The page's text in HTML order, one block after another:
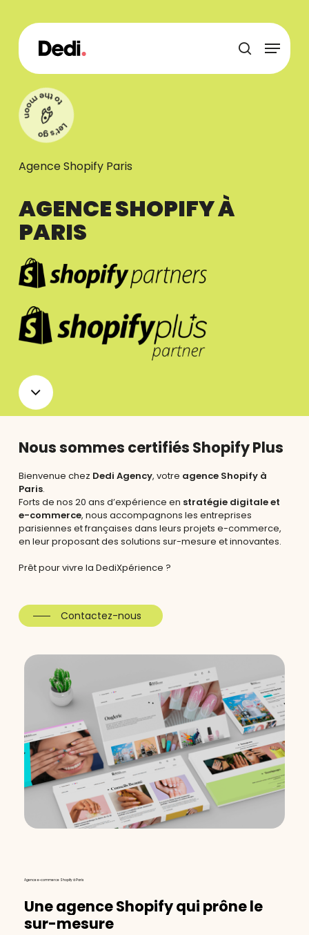
main
content
recherche
Menu
Agence Shopify Paris
AGENCE SHOPIFY À
PARIS
Navigate
next
section
Nous sommes certifiés Shopify Plus
Bienvenue chez Dedi Agency, votre agence Shopify à
Paris.
Forts de nos 20 ans d’expérience en stratégie digitale et
e-commerce, nous accompagnons les entreprises
parisiennes et françaises dans leurs projets e-commerce,
en leur proposant des solutions sur-mesure et innovantes.
Prêt pour vivre la DediXpérience ?
Contactez-nous
Agence e-commerce Shopify à Paris
UneagenceShopifyqui prônele
sur-mesure